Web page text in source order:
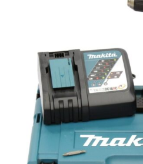
travail Contenu de la
batterie ni chargeur,
batteries RYOBI 18V
collections d'outils ONE+
universelle des lames :
universelles pour scies
adaptation facile à
et de travaux